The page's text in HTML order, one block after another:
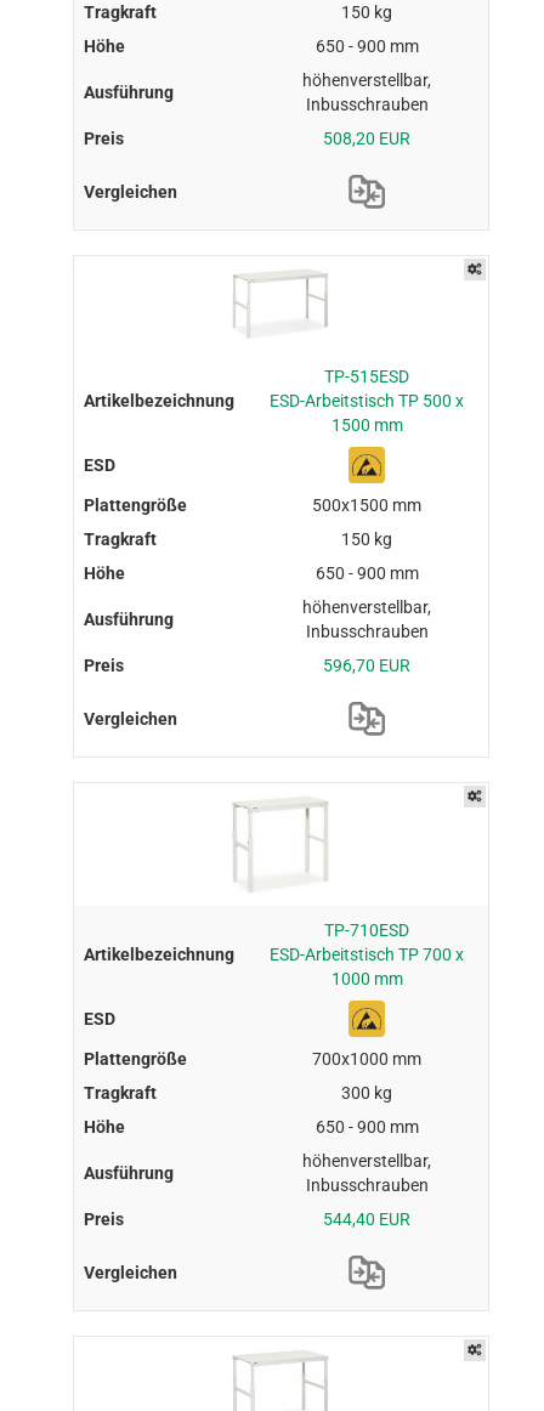
150 kg
650 - 900 mm
höhenverstellbar,
Inbusschrauben
508,20 EUR
TP-515ESD
ESD-Arbeitstisch TP 500 x
1500 mm
500x1500 mm
150 kg
650 - 900 mm
höhenverstellbar,
Inbusschrauben
596,70 EUR
TP-710ESD
ESD-Arbeitstisch TP 700 x
1000 mm
700x1000 mm
300 kg
650 - 900 mm
höhenverstellbar,
Inbusschrauben
544,40 EUR